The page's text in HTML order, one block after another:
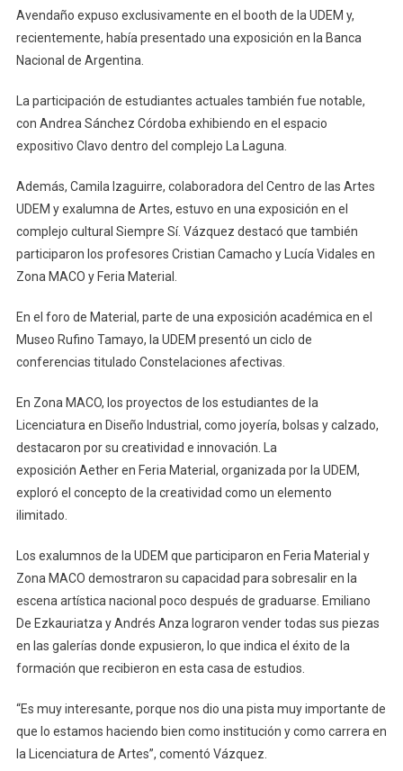
Avendaño expuso exclusivamente en el booth de la UDEM y,
recientemente, había presentado una exposición en la Banca
Nacional de Argentina.
La participación de estudiantes actuales también fue notable,
con Andrea Sánchez Córdoba exhibiendo en el espacio
expositivo Clavo dentro del complejo La Laguna.
Además, Camila Izaguirre, colaboradora del Centro de las Artes
UDEM y exalumna de Artes, estuvo en una exposición en el
complejo cultural Siempre Sí. Vázquez destacó que también
participaron los profesores Cristian Camacho y Lucía Vidales en
Zona MACO y Feria Material.
En el foro de Material, parte de una exposición académica en el
Museo Rufino Tamayo, la UDEM presentó un ciclo de
conferencias titulado Constelaciones afectivas.
En Zona MACO, los proyectos de los estudiantes de la
Licenciatura en Diseño Industrial, como joyería, bolsas y calzado,
destacaron por su creatividad e innovación. La
exposición Aether en Feria Material, organizada por la UDEM,
exploró el concepto de la creatividad como un elemento
ilimitado.
Los exalumnos de la UDEM que participaron en Feria Material y
Zona MACO demostraron su capacidad para sobresalir en la
escena artística nacional poco después de graduarse. Emiliano
De Ezkauriatza y Andrés Anza lograron vender todas sus piezas
en las galerías donde expusieron, lo que indica el éxito de la
formación que recibieron en esta casa de estudios.
“Es muy interesante, porque nos dio una pista muy importante de
que lo estamos haciendo bien como institución y como carrera en
la Licenciatura de Artes”, comentó Vázquez.